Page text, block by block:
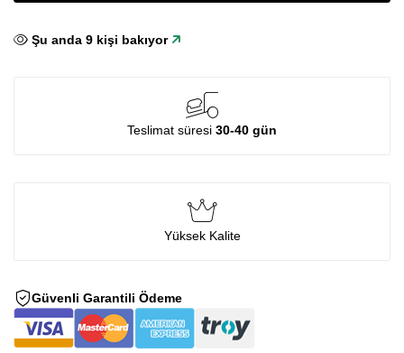
Şu anda 7 kişi bakıyor
Teslimat süresi 30-40 gün
Yüksek Kalite
Güvenli Garantili Ödeme